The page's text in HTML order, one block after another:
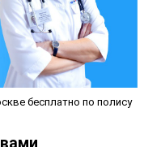
бесплатно по полису